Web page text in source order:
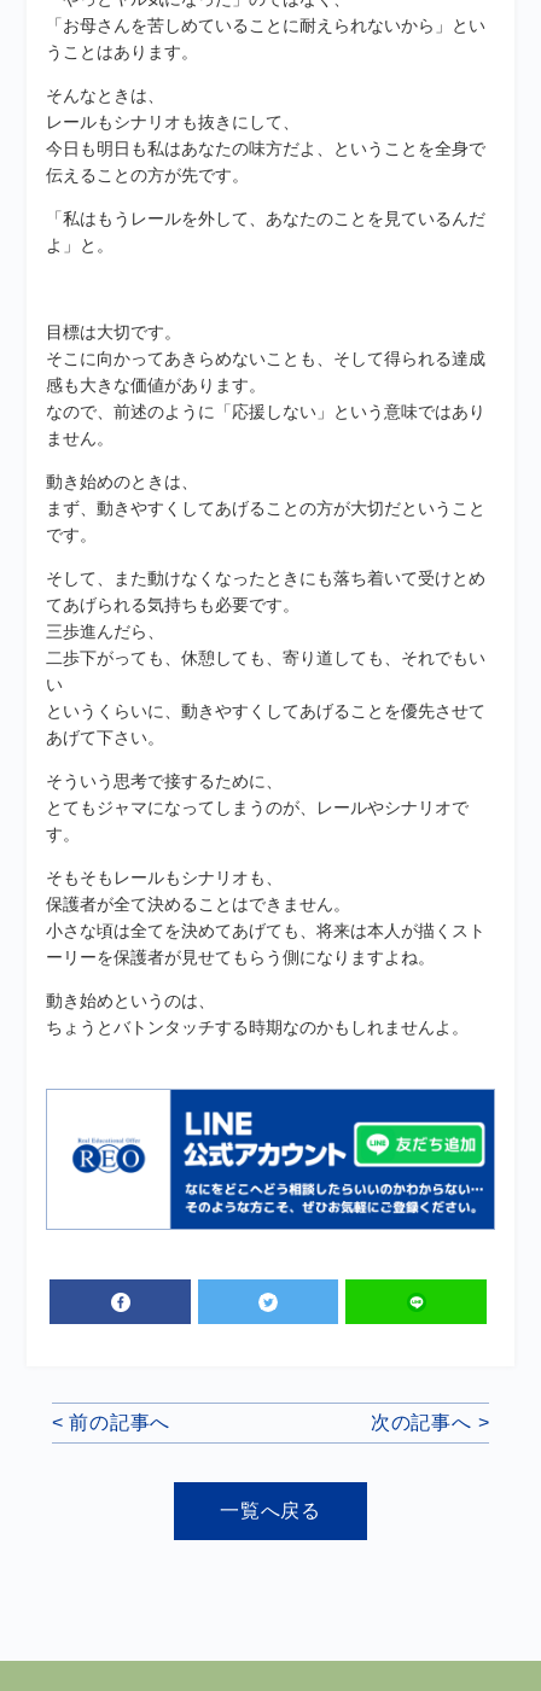
「お母さんを苦しめていることに耐えられないから」とい
うことはあります。
そんなときは、
レールもシナリオも抜きにして、
今日も明日も私はあなたの味方だよ、ということを全身で
伝えることの方が先です。
「私はもうレールを外して、あなたのことを見ているんだ
よ」と。
目標は大切です。
そこに向かってあきらめないことも、そして得られる達成
感も大きな価値があります。
なので、前述のように「応援しない」という意味ではあり
ません。
動き始めのときは、
まず、動きやすくしてあげることの方が大切だということ
です。
そして、また動けなくなったときにも落ち着いて受けとめ
てあげられる気持ちも必要です。
三歩進んだら、
二歩下がっても、休憩しても、寄り道しても、それでもい
い
というくらいに、動きやすくしてあげることを優先させて
あげて下さい。
そういう思考で接するために、
とてもジャマになってしまうのが、レールやシナリオで
す。
そもそもレールもシナリオも、
保護者が全て決めることはできません。
小さな頃は全てを決めてあげても、将来は本人が描くスト
ーリーを保護者が見せてもらう側になりますよね。
動き始めというのは、
ちょうとバトンタッチする時期なのかもしれませんよ。
< 前の記事へ 次の記事へ >
一覧へ戻る